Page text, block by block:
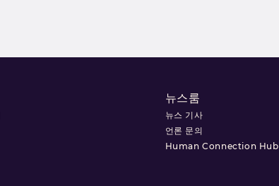
뉴스룸
뉴스 기사
언론 문의
Human Connection Hub